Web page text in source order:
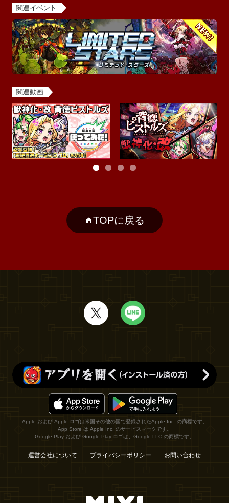
関連イベント
関連動画
TOPに戻る
Apple および Apple ロゴは米国その他の国で登録されたApple Inc. の商標です。
App Store は Apple Inc. のサービスマークです。
Google Play および Google Play ロゴは、Google LLC の商標です。
運営会社について プライバシーポリシー お問い合わせ